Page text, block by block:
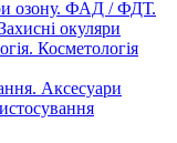
озону. ФАД / ФДТ.
окуляри
Косметологія
Аксесуари